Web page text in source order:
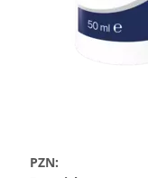
PZN: